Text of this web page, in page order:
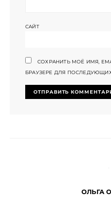
САЙТ
СОХРАНИТЬ МОЁ ИМЯ,
БРАУЗЕРЕ ДЛЯ
ОЛЬГА